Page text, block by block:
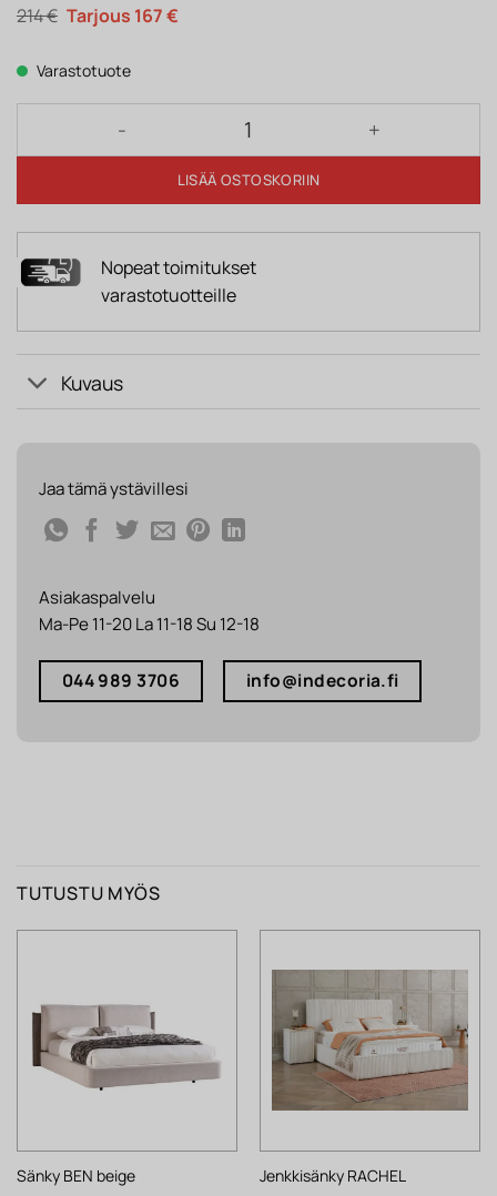
214€ Alkuperäinen
hinta
214 €.
167€Nykyinen
Varastotuote
Yöpöytä NOAH beige/musta määrä
LISÄÄ OSTOSKORIIN
Nopeat toimitukset
varastotuotteille
Kuvaus
Jaa tämä ystävillesi
Asiakaspalvelu
Ma-Pe 11-20 La 11-18 Su 12-18
044 989 3706 info@indecoria.fi
TUTUSTU MYÖS
Sänky BEN beige Jenkkisänky RACHEL